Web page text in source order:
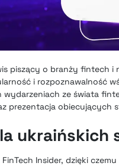
piszący o branży fintech
i rozpoznawalność
ze świata
prezentacja obiecujących
ukraińskich
FinTech Insider, dzięki